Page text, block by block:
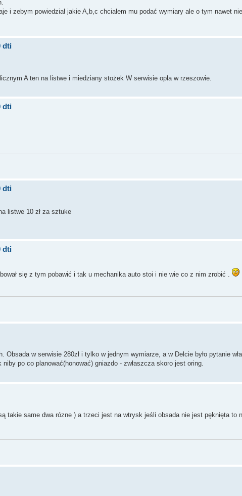
i zebym powiedział jakie A,b,c chciałem mu podać wymiary ale o tym nawet
dti
A ten na listwe i miedziany stożek W serwisie opla w rzeszowie.
dti
dti
listwe 10 zł za sztuke
dti
się z tym pobawić i tak u mechanika auto stoi i nie wie co z nim zrobić .
w serwisie 280zł i tylko w jednym wymiarze, a w Delcie było pytanie
po co planować(honować) gniazdo - zwłaszcza skoro jest oring.
takie same dwa rózne ) a trzeci jest na wtrysk jeśli obsada nie jest pęknięta to